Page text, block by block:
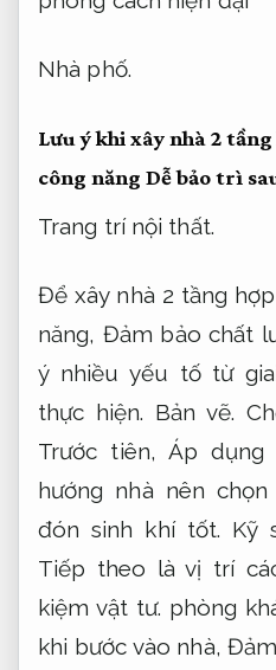
Nhà phố.
Lưu ý khi xây nhà 2
công năng Dễ bảo trì
Trang trí nội thất.
Để xây nhà 2 tầng
năng, Đảm bảo chất
ý nhiều yếu tố từ
thực hiện. Bản vẽ.
Trước tiên, Áp dụng
hướng nhà nên
đón sinh khí tốt. Kỹ
Tiếp theo là vị trí
kiệm vật tư. phòng
khi bước vào nhà,